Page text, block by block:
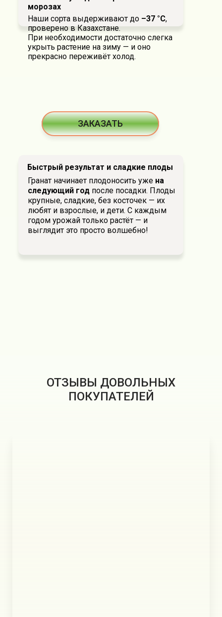
Наши сорта выдерживают до –37 °C,
проверено в Казахстане.
При необходимости достаточно слегка
укрыть растение на зиму — и оно
прекрасно переживёт холод.
морозах
Гранат начинает плодоносить уже на
следующий год после посадки. Плоды
крупные, сладкие, без косточек — их
любят и взрослые, и дети. С каждым
годом урожай только растёт — и
выглядит это просто волшебно!
Быстрый результат и сладкие плоды
ЗАКАЗАТЬ
ОТЗЫВЫ ДОВОЛЬНЫХ
ПОКУПАТЕЛЕЙ